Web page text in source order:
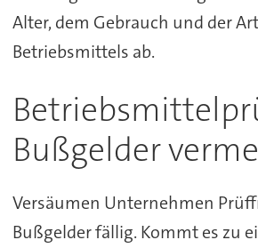
Alter, dem Gebrauch und der
Betriebsmittels ab.
Bußgelder
Versäumen Unternehmen
Bußgelder fällig. Kommt es zu